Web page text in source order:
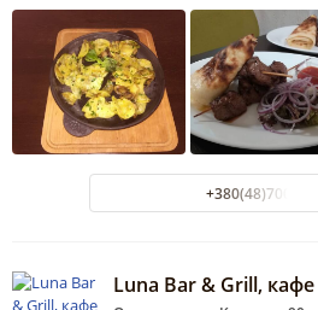
+380(48)700-28-
Luna Bar & Grill,